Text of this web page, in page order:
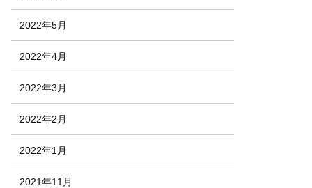
2022年5月
2022年4月
2022年3月
2022年2月
2022年1月
2021年11月